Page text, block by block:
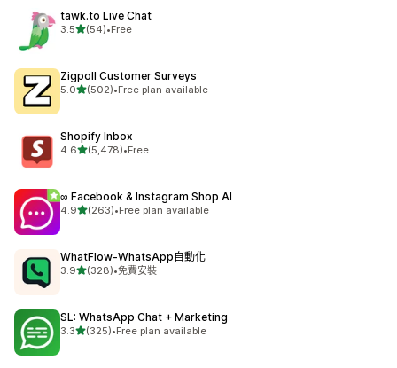
tawk.to Live Chat
3.5滿分 5 顆星
(54)
共有 54 則評價
•Free
Zigpoll Customer Surveys
5.0滿分 5 顆星
(502)
共有 502 則評價
•Free plan available
Shopify Inbox
4.6滿分 5 顆星
(5,478)
共有 5478 則評價
•Free
∞ Facebook & Instagram Shop AI
4.9滿分 5 顆星
(263)
共有 263 則評價
•Free plan available
WhatFlow‑WhatsApp自動化
3.9滿分 5 顆星
(328)
共有 328 則評價
•免費安裝
SL: WhatsApp Chat + Marketing
3.3滿分 5 顆星
(325)
共有 325 則評價
•Free plan available